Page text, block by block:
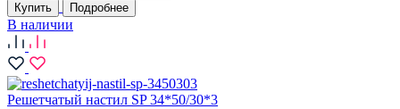
Купить Подробнее
В наличии
Решетчатый настил SP 34*50/30*3